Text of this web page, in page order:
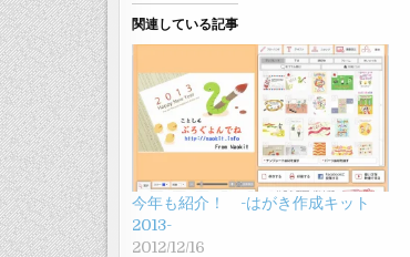
関連している記事
今年も紹介！ -はがき作成キット
2013-
2012/12/16